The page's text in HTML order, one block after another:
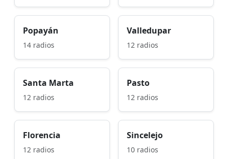
Popayán
14 radios
Valledupar
12 radios
Santa Marta
12 radios
Pasto
12 radios
Florencia
12 radios
Sincelejo
10 radios